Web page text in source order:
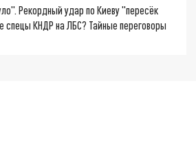
Рекордный удар по Киеву "пересёк
спецы КНДР на ЛБС? Тайные переговоры